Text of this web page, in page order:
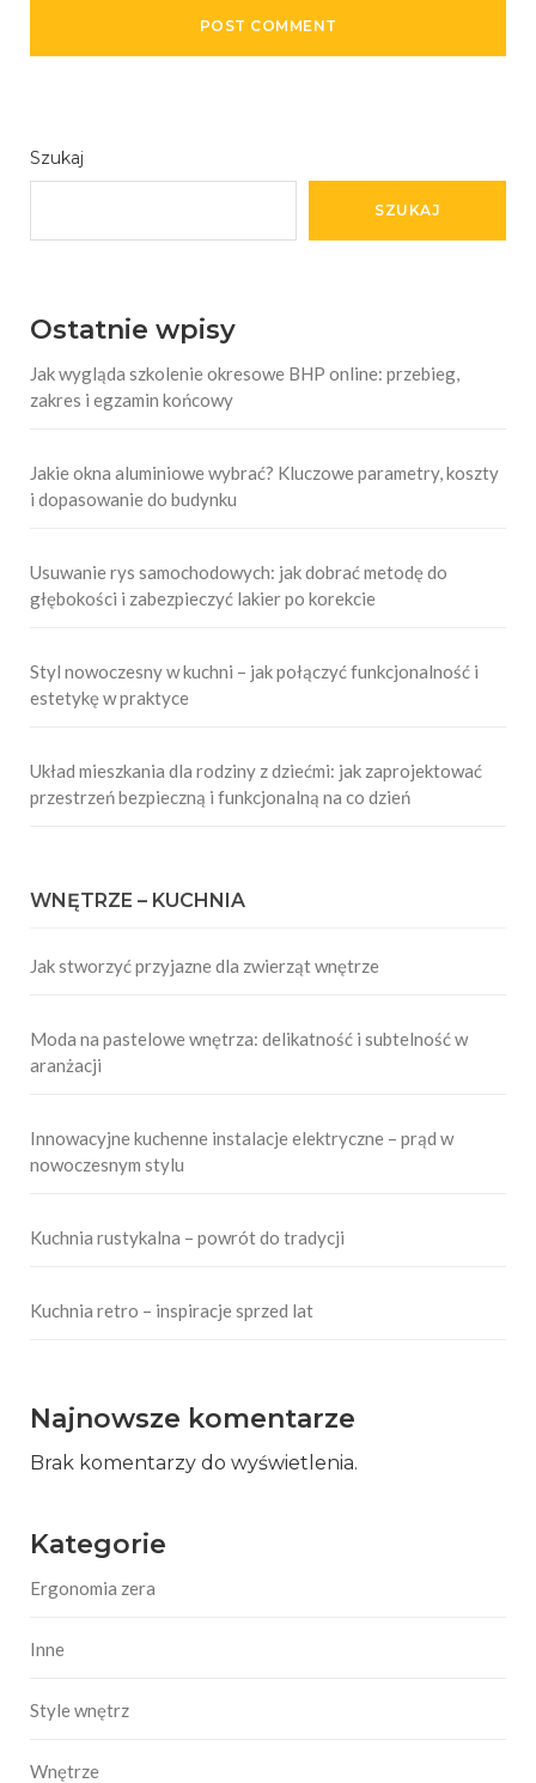
Szukaj
SZUKAJ
Ostatnie wpisy
Jak wygląda szkolenie okresowe BHP online: przebieg,
zakres i egzamin końcowy
Jakie okna aluminiowe wybrać? Kluczowe parametry, koszty
i dopasowanie do budynku
Usuwanie rys samochodowych: jak dobrać metodę do
głębokości i zabezpieczyć lakier po korekcie
Styl nowoczesny w kuchni – jak połączyć funkcjonalność i
estetykę w praktyce
Układ mieszkania dla rodziny z dziećmi: jak zaprojektować
przestrzeń bezpieczną i funkcjonalną na co dzień
WNĘTRZE – KUCHNIA
Jak stworzyć przyjazne dla zwierząt wnętrze
Moda na pastelowe wnętrza: delikatność i subtelność w
aranżacji
Innowacyjne kuchenne instalacje elektryczne – prąd w
nowoczesnym stylu
Kuchnia rustykalna – powrót do tradycji
Kuchnia retro – inspiracje sprzed lat
Najnowsze komentarze
Brak komentarzy do wyświetlenia.
Kategorie
Ergonomia zera
Inne
Style wnętrz
Wnętrze